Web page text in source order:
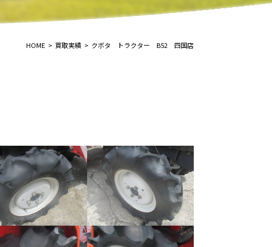
HOME 買取実績 クボタ トラクター B52 四国店